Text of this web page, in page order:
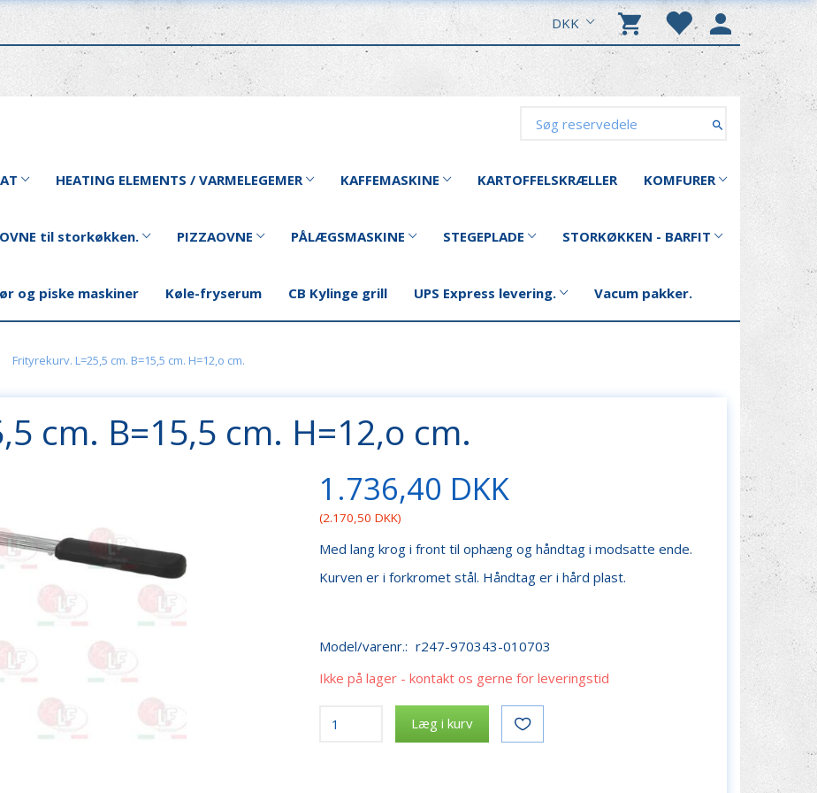
DKK
HEATING ELEMENTS / VARMELEGEMER KAFFEMASKINE KARTOFFELSKRÆLLER KOMFURER
OVNE til storkøkken. PIZZAOVNE PÅLÆGSMASKINE STEGEPLADE STORKØKKEN - BARFIT
og piske maskiner Køle-fryserum CB Kylinge grill UPS Express levering. Vacum pakker.
Frityrekurv. L=25,5 cm. B=15,5 cm. H=12,o cm.
cm. B=15,5 cm. H=12,o cm.
1.736,40 DKK
(2.170,50 DKK)
Med lang krog i front til ophæng og håndtag i modsatte ende.
Kurven er i forkromet stål. Håndtag er i hård plast.
Model/varenr.: r247-970343-010703
Ikke på lager - kontakt os gerne for leveringstid
Læg i kurv